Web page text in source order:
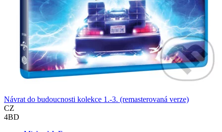
Návrat do budoucnosti kolekce 1.-3. (remasterovaná verze)
CZ
4BD